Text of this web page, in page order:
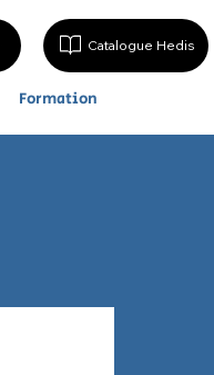
Catalogue Hedis
Formation